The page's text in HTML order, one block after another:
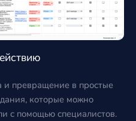
и превращение в простые
которые можно
с помощью специалистов.